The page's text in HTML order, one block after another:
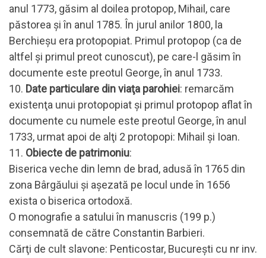
anul 1773, găsim al doilea protopop, Mihail, care
păstorea şi în anul 1785. În jurul anilor 1800, la
Berchieşu era protopopiat. Primul protopop (ca de
altfel şi primul preot cunoscut), pe care-l găsim în
documente este preotul George, în anul 1733.
10. Date particulare din viaţa parohiei: remarcăm
existenţa unui protopopiat şi primul protopop aflat în
documente cu numele este preotul George, în anul
1733, urmat apoi de alţi 2 protopopi: Mihail şi Ioan.
11. Obiecte de patrimoniu:
Biserica veche din lemn de brad, adusă în 1765 din
zona Bârgăului şi aşezată pe locul unde în 1656
exista o biserica ortodoxă.
O monografie a satului în manuscris (199 p.)
consemnată de către Constantin Barbieri.
Cărţi de cult slavone: Penticostar, Bucureşti cu nr inv.